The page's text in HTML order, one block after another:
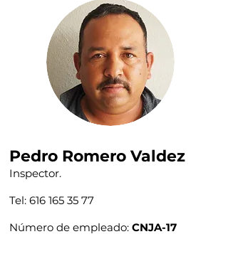
Pedro Romero Valdez
Inspector.
Tel: 616 165 35 77
Número de empleado: CNJA-17